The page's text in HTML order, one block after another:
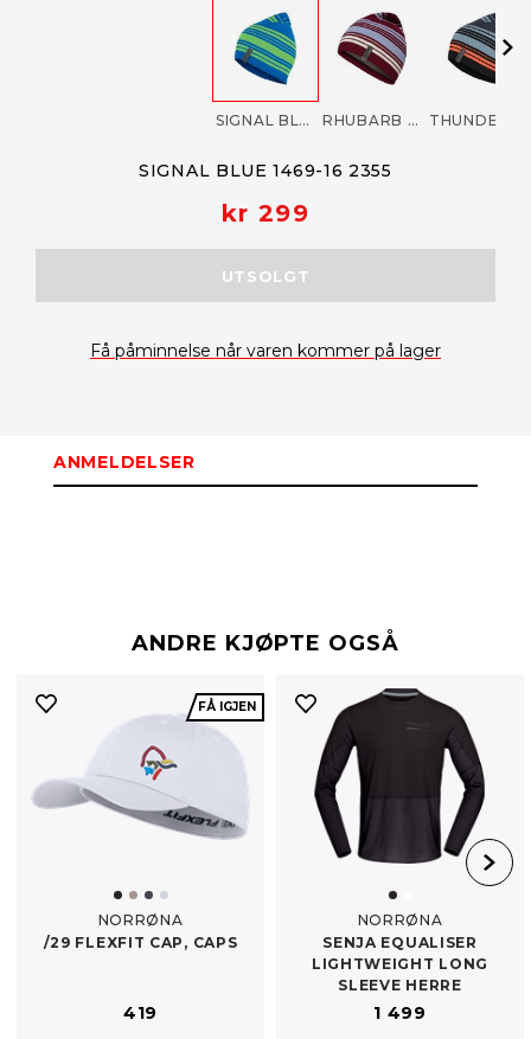
SIGNAL BLUE 1469-16 2355 RHUBARB 1469-16 5700
SIGNAL BLUE 1469-16 2355
kr 299
UTSOLGT
Få påminnelse når varen kommer på lager
ANMELDELSER
ANDRE KJØPTE OGSÅ
FÅ IGJEN
NORRØNA
/​29 FLEXFIT CAP, CAPS
419
NORRØNA
SENJA EQUALISER
LIGHTWEIGHT LONG
SLEEVE HERRE
1 499